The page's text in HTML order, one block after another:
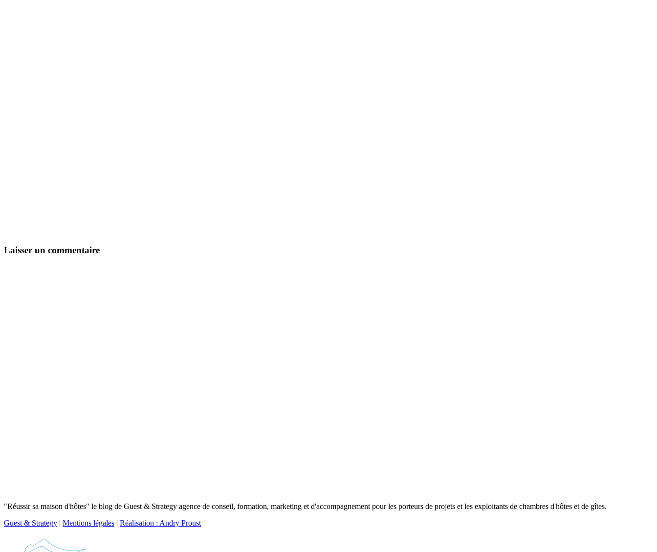
Laisser un commentaire
"Réussir sa maison d'hôtes" le blog de Guest & Strategy agence de conseil, formation, marketing et d'accompagnement pour les porteurs de projets et les exploitants de chambres d'hôtes et de gîtes.
Guest & Strategy | Mentions légales | Réalisation : Andry Proust